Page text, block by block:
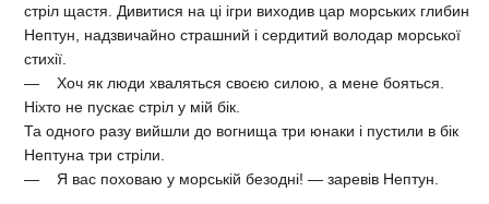
стріл щастя. Дивитися на ці ігри виходив цар морських глибин
Нептун, надзвичайно страшний і сердитий володар морської
стихії.
— Хоч як люди хваляться своєю силою, а мене бояться.
Ніхто не пускає стріл у мій бік.
Та одного разу вийшли до вогнища три юнаки і пустили в бік
Нептуна три стріли.
— Я вас поховаю у морській безодні! — заревів Нептун.